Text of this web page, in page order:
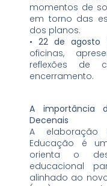
momentos de
em torno das
dos planos.
• 22 de agosto
oficinas,
reflexões de
encerramento.
A importância
Decenais
A elaboração
Educação é
orienta o
educacional
alinhado ao